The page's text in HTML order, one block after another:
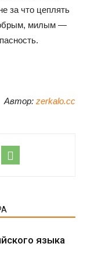
за что цеплять
милым —
Автор: zerkalo.cc
языка